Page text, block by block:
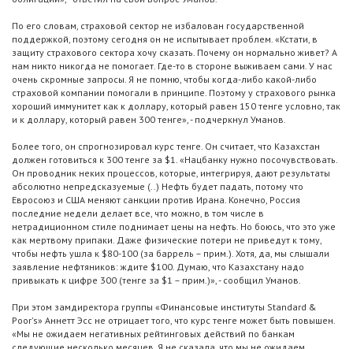
По его словам, страховой сектор не избалован государственной
поддержкой, поэтому сегодня он не испытывает проблем. «Кстати, в
защиту страхового сектора хочу сказать. Почему он нормально живет? А
нам никто никогда не помогает. Где-то в стороне выживаем сами. У нас
очень скромные запросы. Я не помню, чтобы когда-либо какой-либо
страховой компании помогали в принципе. Поэтому у страхового рынка
хороший иммунитет как к доллару, который равен 150 тенге условно, так
и к доллару, который равен 300 тенге», - подчеркнул Уманов.
Более того, он спрогнозировал курс тенге. Он считает, что Казахстан
должен готовиться к 300 тенге за $1. «Нацбанку нужно посочувствовать.
Он проводник неких процессов, которые, интегрируя, дают результаты
абсолютно непредсказуемые (..) Нефть будет падать, потому что
Евросоюз и США меняют санкции против Ирана. Конечно, Россия
последние недели делает все, что можно, в том числе в
нетрадиционном стиле поднимает цены на нефть. Но боюсь, что это уже
как мертвому припаки. Даже физические потери не приведут к тому,
чтобы нефть ушла к $80-100 (за баррель – прим.). Хотя, да, мы слышали
заявление нефтяников: ждите $100. Думаю, что Казахстану надо
привыкать к цифре 300 (тенге за $1 – прим.)», - сообщил Уманов.
При этом замдиректора группы «Финансовые институты Standard &
Poor's» Аннетт Эсс не отрицает того, что курс тенге может быть повышен.
«Мы не ожидаем негативных рейтинговых действий по банкам